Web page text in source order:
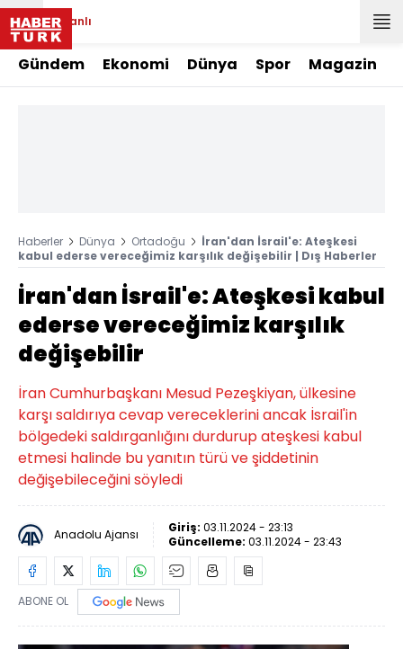
Canlı
Gündem Ekonomi Dünya Spor Magazin
Haberler Dünya Ortadoğu
İran'dan İsrail'e: Ateşkesi
kabul ederse vereceğimiz karşılık değişebilir | Dış Haberler
İran'dan İsrail'e: Ateşkesi kabul
ederse vereceğimiz karşılık
değişebilir
İran Cumhurbaşkanı Mesud Pezeşkiyan, ülkesine
karşı saldırıya cevap vereceklerini ancak İsrail'in
bölgedeki saldırganlığını durdurup ateşkesi kabul
etmesi halinde bu yanıtın türü ve şiddetinin
değişebileceğini söyledi
Anadolu Ajansı Giriş: 03.11.2024 - 23:13
Güncelleme: 03.11.2024 - 23:43
ABONE OL